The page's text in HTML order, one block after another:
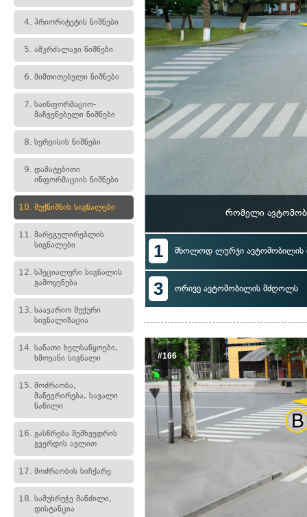
4. პრიორიტეტის ნიშნები
5. ამკრძალავი ნიშნები
6. მიმთითებელი ნიშნები
7. საინფორმაციო-
მაჩვენებელი ნიშნები
8. სერვისის ნიშნები
9. დამატებითი
ინფორმაციის ნიშნები
10. შუქნიშნის სიგნალები
11. მარეგულირებლის
სიგნალები
12. სპეციალური სიგნალის
გამოყენება
13. საავარიო შუქური
სიგნალიზაცია
14. სანათი ხელსაწყოები,
ხმოვანი სიგნალი
15. მოძრაობა,
მანევრირება, სავალი
ნაწილი
16. გასწრება შემხვედრის
გვერდის ავლით
17. მოძრაობის სიჩქარე
18. სამუხრუჭე მანძილი,
დისტანცია
რომელი
1 მხოლოდ ლურჯი ავტომობილის
3 ორივე ავტომობილის მძღოლს
#166